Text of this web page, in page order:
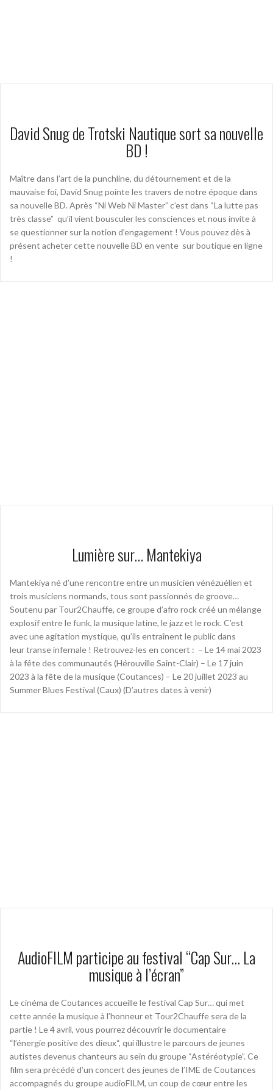
David Snug de Trotski Nautique sort sa nouvelle
BD !
Maître dans l’art de la punchline, du détournement et de la
mauvaise foi, David Snug pointe les travers de notre époque dans
sa nouvelle BD. Après “Ni Web Ni Master” c’est dans “La lutte pas
très classe” qu’il vient bousculer les consciences et nous invite à
se questionner sur la notion d’engagement ! Vous pouvez dès à
présent acheter cette nouvelle BD en vente sur boutique en ligne
!
Lumière sur… Mantekiya
Mantekiya né d’une rencontre entre un musicien vénézuélien et
trois musiciens normands, tous sont passionnés de groove…
Soutenu par Tour2Chauffe, ce groupe d’afro rock créé un mélange
explosif entre le funk, la musique latine, le jazz et le rock. C’est
avec une agitation mystique, qu’ils entraînent le public dans
leur transe infernale ! Retrouvez-les en concert : – Le 14 mai 2023
à la fête des communautés (Hérouville Saint-Clair) – Le 17 juin
2023 à la fête de la musique (Coutances) – Le 20 juillet 2023 au
Summer Blues Festival (Caux) (D’autres dates à venir)
AudioFILM participe au festival “Cap Sur… La
musique à l’écran”
Le cinéma de Coutances accueille le festival Cap Sur… qui met
cette année la musique à l’honneur et Tour2Chauffe sera de la
partie ! Le 4 avril, vous pourrez découvrir le documentaire
“l’énergie positive des dieux“, qui illustre le parcours de jeunes
autistes devenus chanteurs au sein du groupe “Astéréotypie”. Ce
film sera précédé d’un concert des jeunes de l’IME de Coutances
accompagnés du groupe audioFILM, un coup de cœur entre les